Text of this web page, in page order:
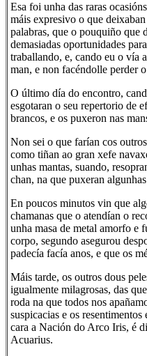
Esa foi unha das raras
máis expresivo o que
palabras, que o pouquiño que
demasiadas oportunidades
traballando, e, cando eu o vía
man, e non facéndolle perder
O último día do encontro,
esgotaran o seu repertorio de
brancos, e os puxeron nas
Non sei o que farían cos
como tiñan ao gran xefe
unhas mantas, suando,
chan, na que puxeran
En poucos minutos vin que
chamanas que o atendían o
unha masa de metal amorfo e
corpo, segundo asegurou
padecía facía anos, e que os
Máis tarde, os outros dous
igualmente milagrosas, das
roda na que todos nos
suspicacias e os
cara a Nación do Arco Iris, é
Acuarius.